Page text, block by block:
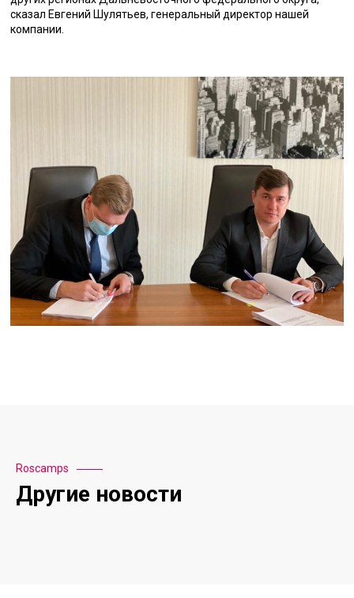
сказал Евгений Шулятьев, генеральный директор нашей
компании.
Roscamps
Другие новости